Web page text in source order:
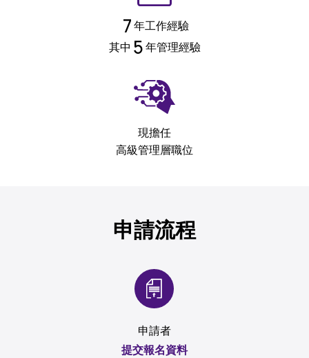
7年工作經驗
其中 5年管理經驗
現擔任
高級管理層職位
申請流程
申請者
提交報名資料